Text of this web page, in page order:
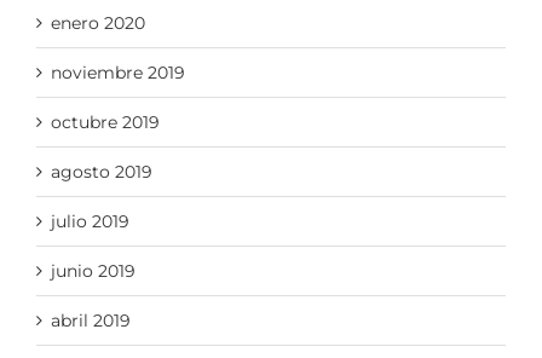
enero 2020
noviembre 2019
octubre 2019
agosto 2019
julio 2019
junio 2019
abril 2019